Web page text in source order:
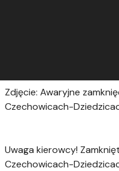
Zdjęcie: Awaryjne
Czechowicach-
Uwaga kierowcy!
Czechowicach-